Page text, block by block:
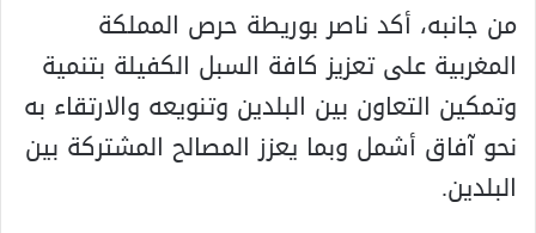
من جانبه، أكد ناصر بوريطة حرص المملكة
المغربية على تعزيز كافة السبل الكفيلة بتنمية
وتمكين التعاون بين البلدين وتنويعه والارتقاء به
نحو آفاق أشمل وبما يعزز المصالح المشتركة بين
البلدين.